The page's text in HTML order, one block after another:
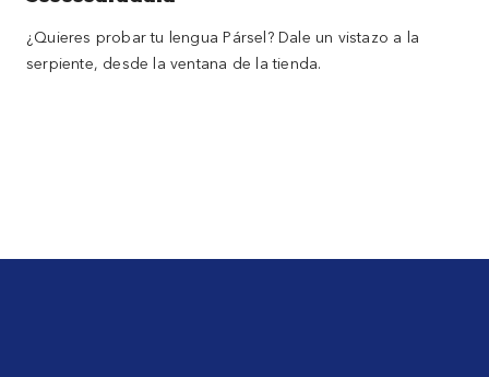
¿Quieres probar tu lengua Pársel? Dale un vistazo a la
serpiente, desde la ventana de la tienda.